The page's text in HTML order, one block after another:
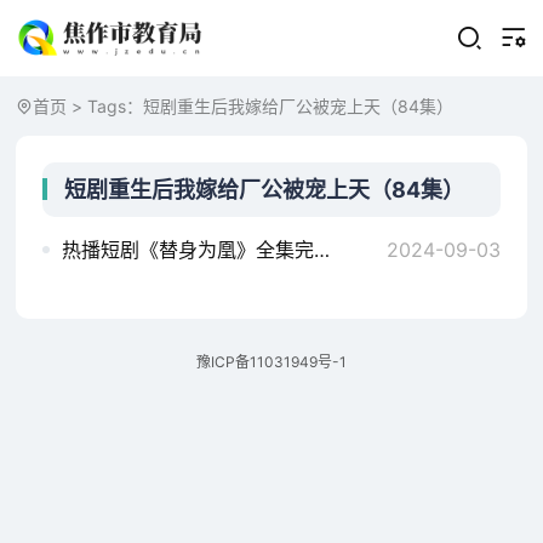
首页 > Tags：短剧重生后我嫁给厂公被宠上天（84集）
短剧重生后我嫁给厂公被宠上天（84集）
热播短剧《替身为凰》全集完整版剧情介绍，重生后我嫁给厂公，84集的甜蜜宠溺之旅肆意放纵~103集 2024-09-03
豫ICP备11031949号-1